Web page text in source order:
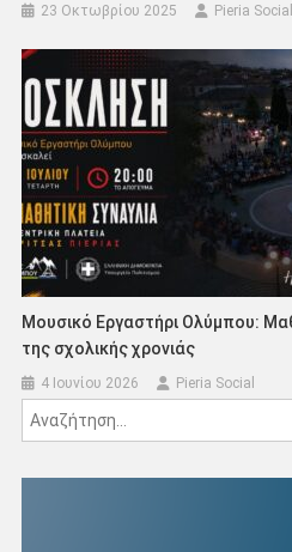
23 Οκτωβρίου 2025 Pieria Social
Μουσικό Εργαστήρι Ολύμπου:
της σχολικής χρονιάς
4 Ιουνίου 2026 Pieria Social